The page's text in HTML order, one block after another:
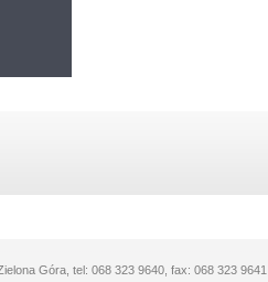
Góra, tel: 068 323 9640, fax: 068 323 9641